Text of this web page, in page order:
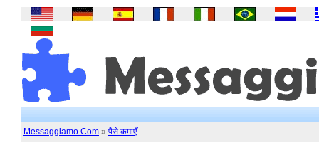
Messaggiamo.Com » पैसे कमाएँ